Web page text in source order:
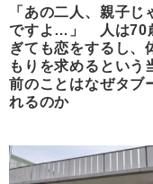
「あの二人、親子じ
ですよ…」 人は70
ぎても恋をするし、
もりを求めるという
前のことはなぜタブ
れるのか